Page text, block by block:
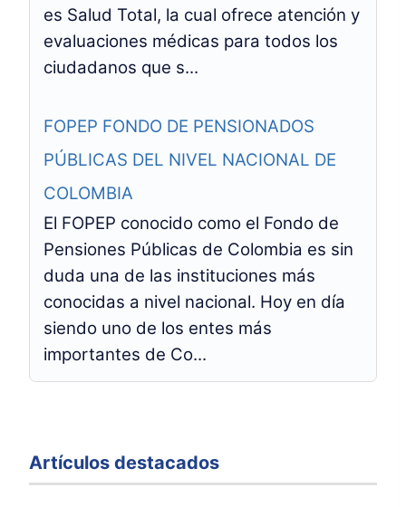
es Salud Total, la cual ofrece atención y
evaluaciones médicas para todos los
ciudadanos que s...
FOPEP FONDO DE PENSIONADOS
PÚBLICAS DEL NIVEL NACIONAL DE
COLOMBIA
El FOPEP conocido como el Fondo de
Pensiones Públicas de Colombia es sin
duda una de las instituciones más
conocidas a nivel nacional. Hoy en día
siendo uno de los entes más
importantes de Co...
Artículos destacados